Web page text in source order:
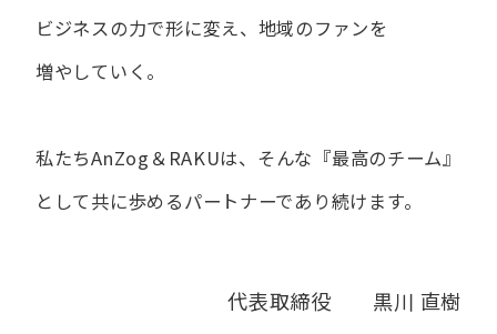
ビジネスの​力で​形に​変え、 地域の​ファンを​
増やしていく。
私たちAnZog＆RAKUは、​そんな​『最高の​チーム』
と​して共に​歩める​パートナーであり続けます。
代表取締役 黒川 直樹